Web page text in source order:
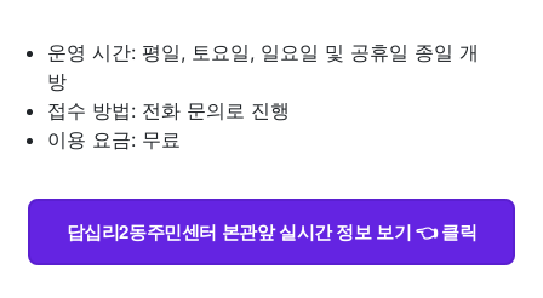
운영 시간: 평일, 토요일, 일요일 및 공휴일 종일 개
방
접수 방법: 전화 문의로 진행
이용 요금: 무료
답십리2동주민센터 본관앞 실시간 정보 보기 👈 클릭